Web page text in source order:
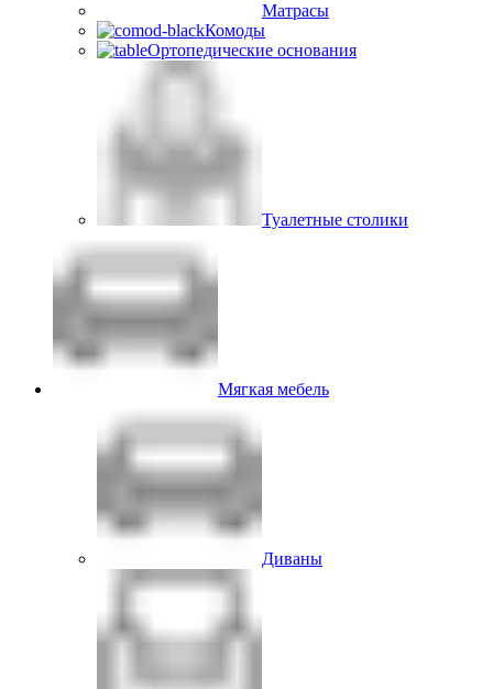
Матрасы
Комоды
Ортопедические основания
Туалетные столики
Мягкая мебель
Диваны